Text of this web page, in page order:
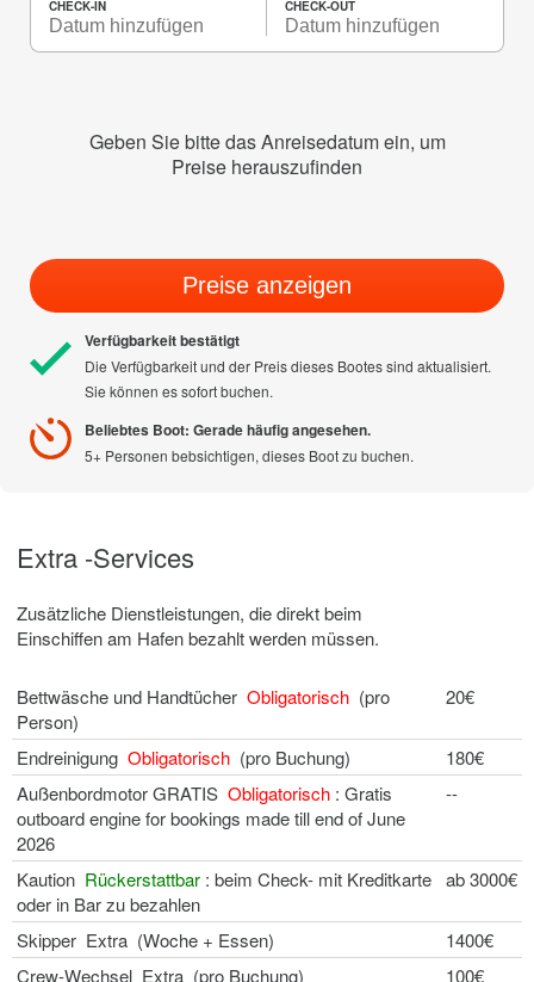
CHECK-IN CHECK-OUT
Geben Sie bitte das Anreisedatum ein, um
Preise herauszufinden
Preise anzeigen
Verfügbarkeit bestätigt
Die Verfügbarkeit und der Preis dieses Bootes sind aktualisiert.
Sie können es sofort buchen.
Beliebtes Boot: Gerade häufig angesehen.
5+ Personen bebsichtigen, dieses Boot zu buchen.
Extra -Services
Zusätzliche Dienstleistungen, die direkt beim
Einschiffen am Hafen bezahlt werden müssen.
Bettwäsche und Handtücher Obligatorisch (pro
Person)
20€
Endreinigung Obligatorisch (pro Buchung)
180€
Außenbordmotor GRATIS Obligatorisch : Gratis
outboard engine for bookings made till end of June
2026
--
Kaution Rückerstattbar : beim Check- mit Kreditkarte
oder in Bar zu bezahlen
ab 3000€
Skipper Extra (Woche + Essen)
1400€
Crew-Wechsel Extra (pro Buchung)
100€